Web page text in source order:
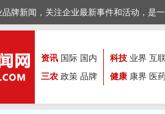
牌新闻，关注企业最新事件和活动，是
资讯 国际 国内
三农 政策 品牌
科技 业界 互
健康 康界 医